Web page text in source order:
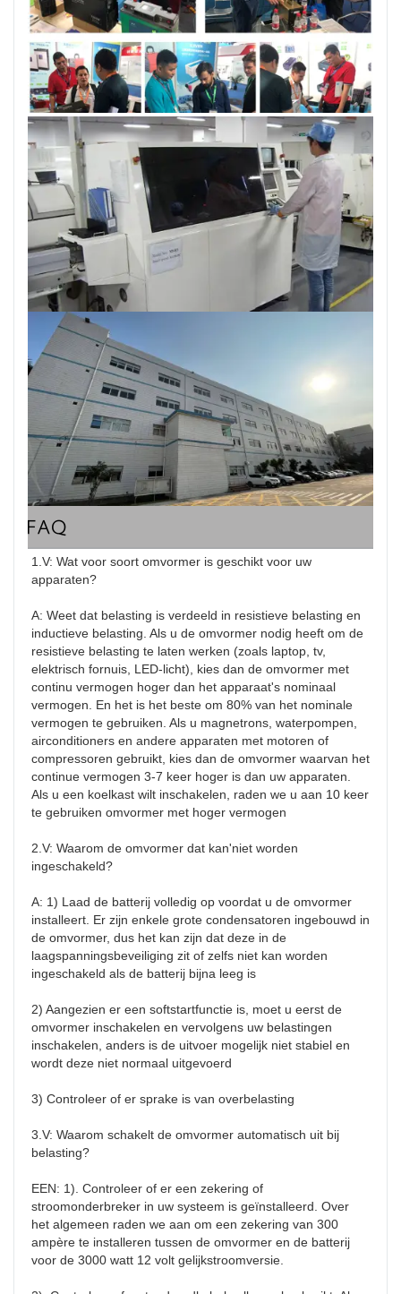
FAQ
1.V: Wat voor soort omvormer is geschikt voor uw
apparaten?
A: Weet dat belasting is verdeeld in resistieve belasting en
inductieve belasting. Als u de omvormer nodig heeft om de
resistieve belasting te laten werken (zoals laptop, tv,
elektrisch fornuis, LED-licht), kies dan de omvormer met
continu vermogen hoger dan het apparaat's nominaal
vermogen. En het is het beste om 80% van het nominale
vermogen te gebruiken. Als u magnetrons, waterpompen,
airconditioners en andere apparaten met motoren of
compressoren gebruikt, kies dan de omvormer waarvan het
continue vermogen 3-7 keer hoger is dan uw apparaten.
Als u een koelkast wilt inschakelen, raden we u aan 10 keer
te gebruiken omvormer met hoger vermogen
2.V: Waarom de omvormer dat kan'niet worden
ingeschakeld?
A: 1) Laad de batterij volledig op voordat u de omvormer
installeert. Er zijn enkele grote condensatoren ingebouwd in
de omvormer, dus het kan zijn dat deze in de
laagspanningsbeveiliging zit of zelfs niet kan worden
ingeschakeld als de batterij bijna leeg is
2) Aangezien er een softstartfunctie is, moet u eerst de
omvormer inschakelen en vervolgens uw belastingen
inschakelen, anders is de uitvoer mogelijk niet stabiel en
wordt deze niet normaal uitgevoerd
3) Controleer of er sprake is van overbelasting
3.V: Waarom schakelt de omvormer automatisch uit bij
belasting?
EEN: 1). Controleer of er een zekering of
stroomonderbreker in uw systeem is geïnstalleerd. Over
het algemeen raden we aan om een ​​zekering van 300
ampère te installeren tussen de omvormer en de batterij
voor de 3000 watt 12 volt gelijkstroomversie.